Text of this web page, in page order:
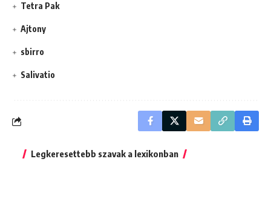
Tetra Pak
Ajtony
sbirro
Salivatio
Legkeresettebb szavak a lexikonban